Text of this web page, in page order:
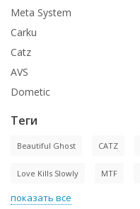
Meta System
Carku
Catz
AVS
Dometic
Теги
Beautiful Ghost CATZ
Love Kills Slowly MTF
показать все